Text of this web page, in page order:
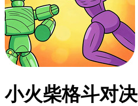
小火柴格斗对决